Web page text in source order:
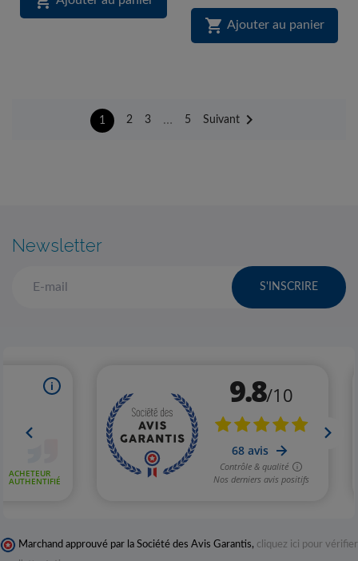
 Ajouter au panier
1 2 3 … 5 Suivant 
Newsletter
S'INSCRIRE
Marchand approuvé par la Société des Avis Garantis, cliquez ici pour vérifier